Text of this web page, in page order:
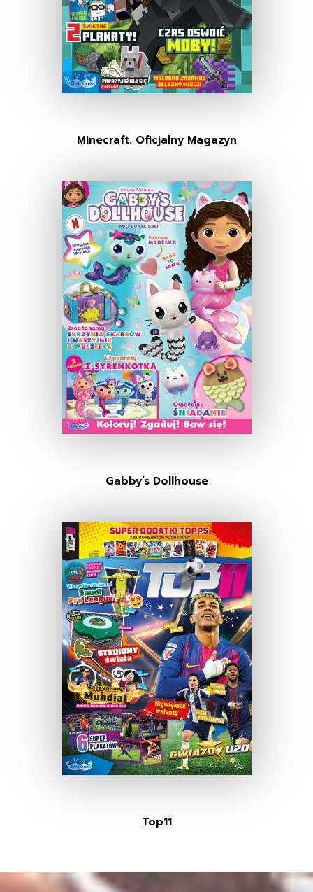
Minecraft. Oficjalny Magazyn
Gabby’s Dollhouse
Top11